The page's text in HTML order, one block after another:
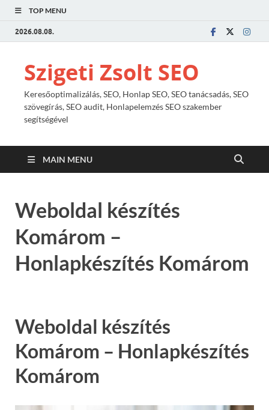
TOP MENU
2026.08.08.
Szigeti Zsolt SEO
Keresőoptimalizálás, SEO, Honlap SEO, SEO tanácsadás, SEO
szövegírás, SEO audit, Honlapelemzés SEO szakember
segítségével
MAIN MENU
Weboldal készítés
Komárom –
Honlapkészítés Komárom
Weboldal készítés
Komárom – Honlapkészítés
Komárom